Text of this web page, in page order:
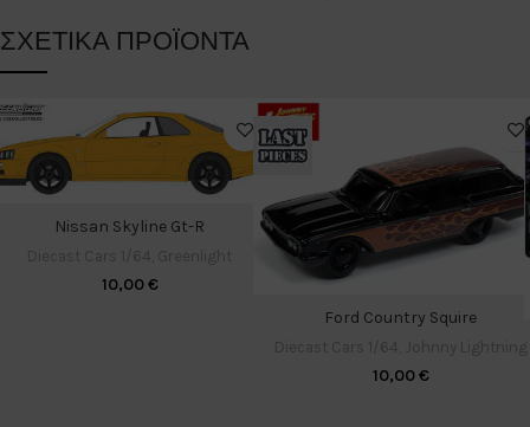
ΣΧΕΤΙΚΆ ΠΡΟΪΌΝΤΑ
Nissan Skyline Gt-R
10,00€
Ford Country Squire
10,00€